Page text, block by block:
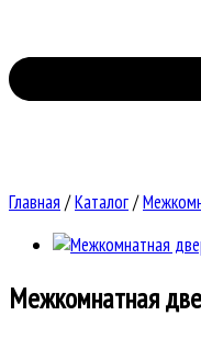
Главная /Каталог/
Межкомнатная